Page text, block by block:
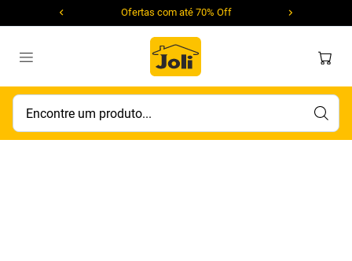
Ofertas com até 70% Off
Encontre um produto...